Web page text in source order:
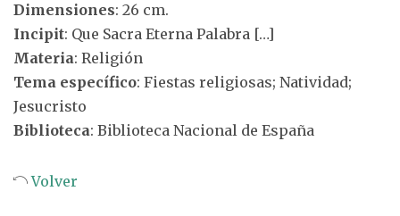
Dimensiones: 26 cm.
Incipit: Que Sacra Eterna Palabra […]
Materia: Religión
Tema específico: Fiestas religiosas; Natividad;
Jesucristo
Biblioteca: Biblioteca Nacional de España
Volver